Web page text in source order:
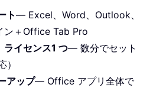
ト— Excel、Word、Outlook、
ン＋Office Tab Pro
ライセンス1 つ— 数分でセット
アップ— Office アプリ全体で